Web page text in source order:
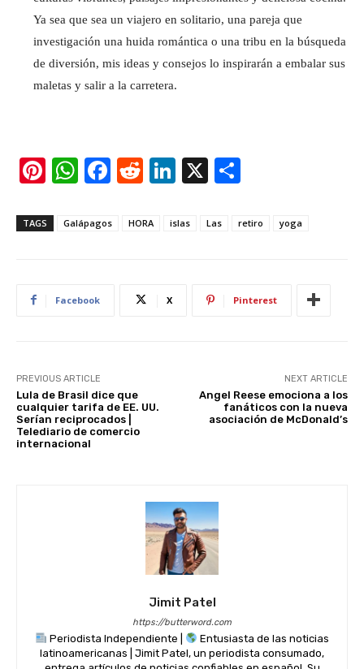
Ya sea que sea un viajero en solitario, una pareja que
investigación una huida romántica o una tribu en la búsqueda
de diversión, mis ideas y consejos lo inspirarán a embalar sus
maletas y salir a la carretera.
Pi
er
W
at
p
F
c
R
d
Li
k
X
ar
TAGS Galápagos HORA islas Las retiro yoga
Facebook X Pinterest
PREVIOUS ARTICLE
Lula de Brasil dice que
cualquier tarifa de EE. UU.
Serían reciprocados |
Telediario de comercio
internacional
NEXT ARTICLE
Angel Reese emociona a los
fanáticos con la nueva
asociación de McDonald’s
Jimit Patel
https://butterword.com
Periodista Independiente |
Entusiasta de las noticias
latinoamericanas | Jimit Patel, un periodista consumado,